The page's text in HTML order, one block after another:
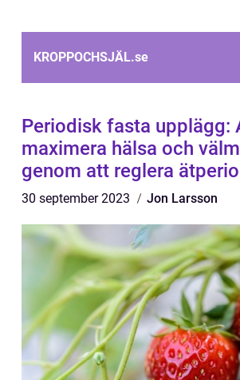
KROPPOCHSJÄL.se
Periodisk fasta upplägg:
maximera hälsa och
genom att reglera
30 september 2023 Jon Larsson